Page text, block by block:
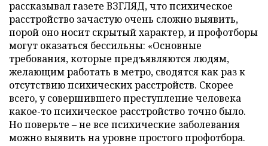
рассказывал газете ВЗГЛЯД, что психическое
расстройство зачастую очень сложно выявить,
порой оно носит скрытый характер, и профотборы
могут оказаться бессильны: «Основные
требования, которые предъявляются людям,
желающим работать в метро, сводятся как раз к
отсутствию психических расстройств. Скорее
всего, у совершившего преступление человека
какое-то психическое расстройство точно было.
Но поверьте –не все психические заболевания
можно выявить на уровне простого профотбора.